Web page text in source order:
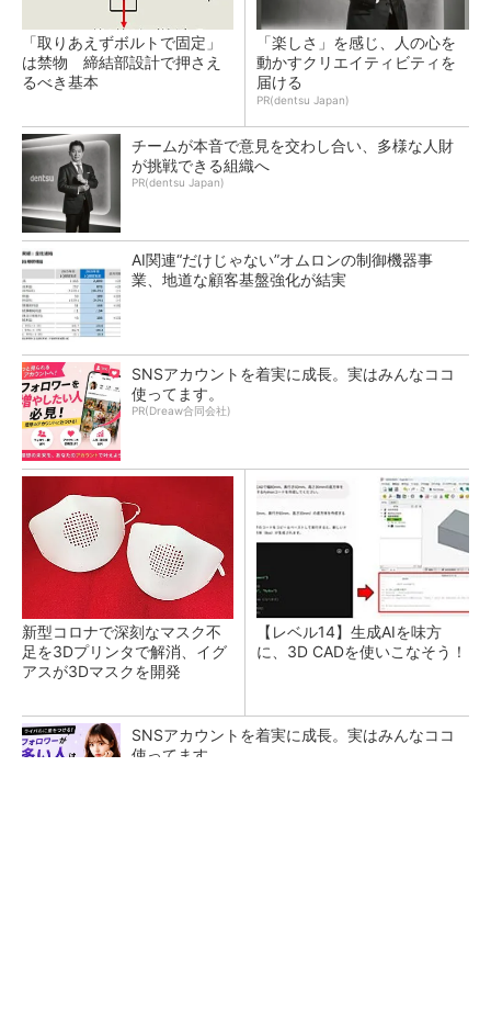
「取りあえずボルトで固定」
は禁物 締結部設計で押さえ
るべき基本
「楽しさ」を感じ、人の心を
動かすクリエイティビティを
届ける
PR(dentsu Japan)
チームが本音で意見を交わし合い、多様な人財
が挑戦できる組織へ
PR(dentsu Japan)
AI関連“だけじゃない”オムロンの制御機器事
業、地道な顧客基盤強化が結実
SNSアカウントを着実に成長。実はみんなココ
使ってます。
PR(Dreaw合同会社)
新型コロナで深刻なマスク不
足を3Dプリンタで解消、イグ
アスが3Dマスクを開発
【レベル14】生成AIを味方
に、3D CADを使いこなそう！
SNSアカウントを着実に成長。実はみんなココ
使ってます。